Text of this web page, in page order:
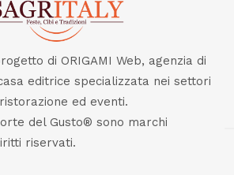
di ORIGAMI Web, agenzia di
editrice specializzata nei settori
ed eventi.
del Gusto® sono marchi
riservati.